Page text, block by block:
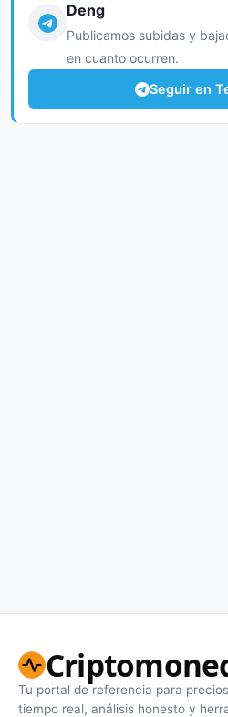
Deng
Publicamos subidas y
en cuanto ocurren.
Seguir en
Tu portal de referencia para
tiempo real, análisis honesto y